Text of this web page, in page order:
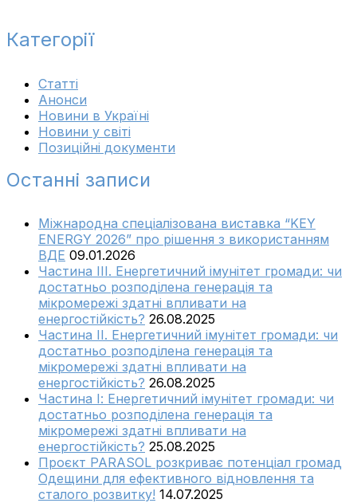
Категорії
Cтатті
Анонси
Новини в Україні
Новини у світі
Позиційні документи
Останні записи
Міжнародна спеціалізована виставка “KEY
ENERGY 2026” про рішення з використанням
ВДЕ 09.01.2026
Частина ІІІ. Енергетичний імунітет громади: чи
достатньо розподілена генерація та
мікромережі здатні впливати на
енергостійкість? 26.08.2025
Частина ІІ. Енергетичний імунітет громади: чи
достатньо розподілена генерація та
мікромережі здатні впливати на
енергостійкість? 26.08.2025
Частина І: Енергетичний імунітет громади: чи
достатньо розподілена генерація та
мікромережі здатні впливати на
енергостійкість? 25.08.2025
Проєкт PARASOL розкриває потенціал громад
Одещини для ефективного відновлення та
сталого розвитку! 14.07.2025